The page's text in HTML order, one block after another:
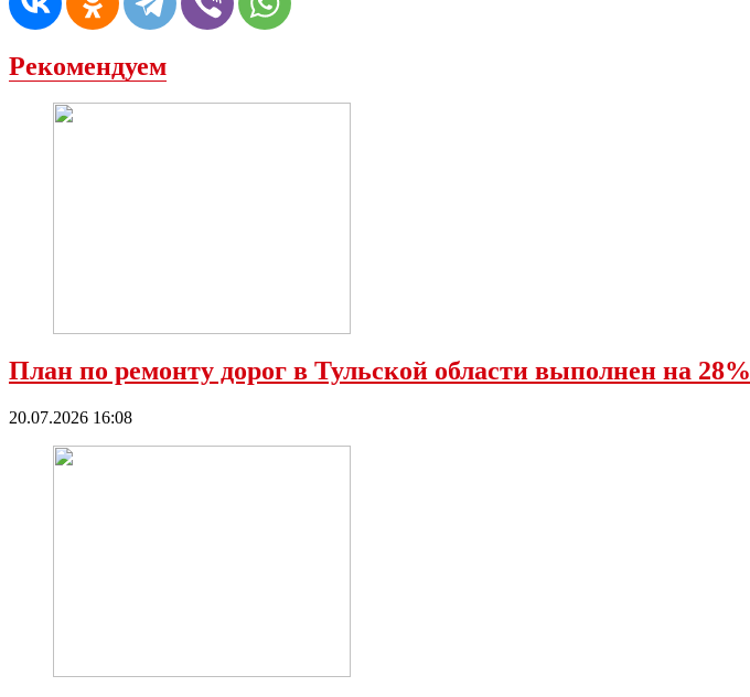
Рекомендуем
План по ремонту дорог в Тульской области выполнен на 28%
20.07.2026 16:08